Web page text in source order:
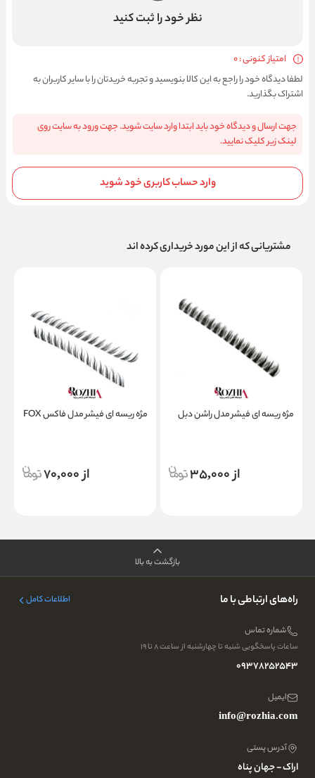
نظر خود را ثبت کنید
امتیاز کنونی : 0
لطفا دیدگاه خود را راجع به این کالا بنویسید و تجربه خریدتان را با سایر کاربران به
اشتراک بگذارید.
جهت ارسال و دیدگاه خود باید ابتدا وارد سایت شوید. جهت ورود به سایت روی
لینک زیر کلیک نمایید.
وارد حساب کاربری خود شوید
مشتریانی که از این مورد خریداری کرده اند
مژه ریسه ای فیشر مدل راشن دبل
از 35,000
مژه ریسه ای فیشر مدل فاکس FOX
از 70,000
بازگشت به بالا
راه‌های ارتباطی با ما اطلاعات کامل
شماره تماس
ساعات پاسخگویی شنبه تا چهارشنبه از ساعت ۸ تا ۱۹
09378252543
ایمیل
info@rozhia.com
آدرس پستی
اراک - جهان پناه